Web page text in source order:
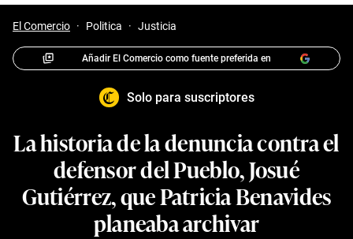
El Comercio · Politica · Justicia
Añadir El Comercio como fuente preferida en
Solo para suscriptores
La historia de la denuncia contra el
defensor del Pueblo, Josué
Gutiérrez, que Patricia Benavides
planeaba archivar